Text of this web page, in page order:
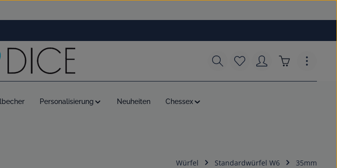
Du hast 0 Produkte auf
Warenkorb
Personalisierung Neuheiten Chessex
Würfel Standardwürfel W6 35mm